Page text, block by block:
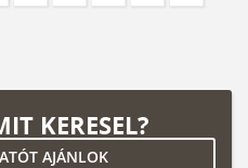
KERESEL?
AJÁNLOK